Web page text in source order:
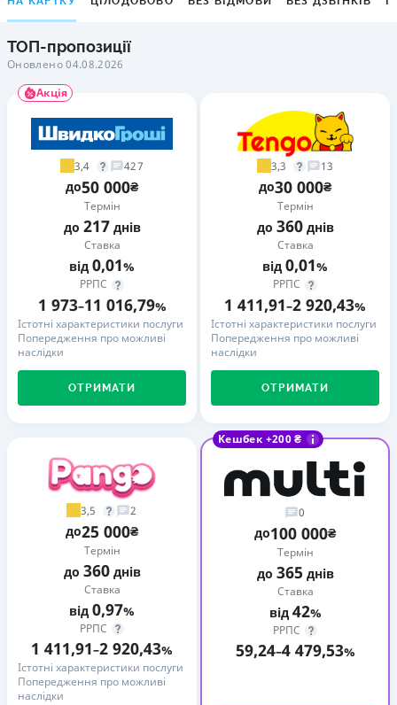
ТОП-пропозиції
Оновлено 04.08.2026
Акція
3,4 427
до50 000₴
Термін
до 217днів
Ставка
від 0,01%
РРПС
1 973–11 016,79%
Істотні характеристики послуги
Попередження про можливі
наслідки
ОТРИМАТИ
3,3 13
до30 000₴
Термін
до 360днів
Ставка
від 0,01%
РРПС
1 411,91–2 920,43%
Істотні характеристики послуги
Попередження про можливі
наслідки
ОТРИМАТИ
3,5 2
до25 000₴
Термін
до 360днів
Ставка
від 0,97%
РРПС
1 411,91–2 920,43%
Істотні характеристики послуги
Попередження про можливі
наслідки
Кешбек +200 ₴
0
до100 000₴
Термін
до 365днів
Ставка
від 42%
РРПС
59,24–4 479,53%